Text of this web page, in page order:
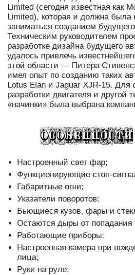
Limited (сегодня известная как
Limited), которая и должна была
заниматься созданием будущего
Техническим руководителем
разработке дизайна будущего
удалось привлечь
этой области — Питера
имел опыт по созданию таких
Lotus Elan и Jaguar XJR-15. Для
разработки двигателя и другой
«начинки» была выбрана
Настроенный свет фар;
Функционирующие стоп-
Габаритные огни;
Указатели поворотов;
Бьющиеся кузов, фары и
Остаются дыры от попадания
Работающие приборы;
Настроенная камера при
лица;
Руки на руле;